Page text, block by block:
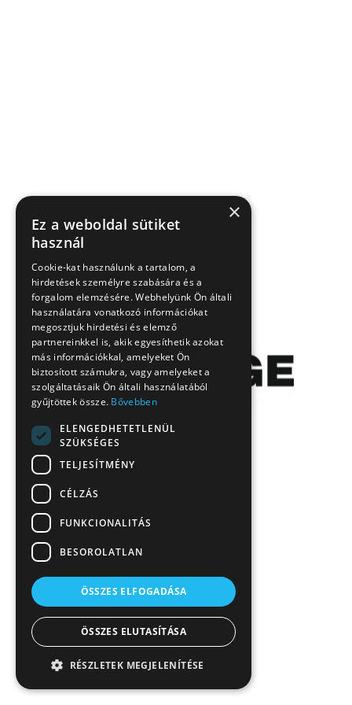
×
Ez a weboldal sütiket
használ
Cookie-kat használunk a tartalom, a
hirdetések személyre szabására és a
forgalom elemzésére. Webhelyünk Ön általi
használatára vonatkozó információkat
megosztjuk hirdetési és elemző
partnereinkkel is, akik egyesíthetik azokat
más információkkal, amelyeket Ön
biztosított számukra, vagy amelyeket a
szolgáltatásaik Ön általi használatából
gyűjtöttek össze. Bővebben
ELENGEDHETETLENÜL
SZÜKSÉGES
TELJESÍTMÉNY
CÉLZÁS
FUNKCIONALITÁS
BESOROLATLAN
ÖSSZES ELFOGADÁSA
ÖSSZES ELUTASÍTÁSA
RÉSZLETEK MEGJELENÍTÉSE